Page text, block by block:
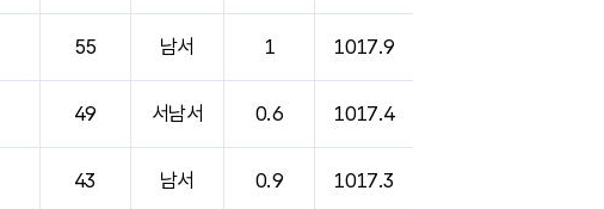
55 남서 1 1017.9
49 서남서 0.6 1017.4
43 남서 0.9 1017.3